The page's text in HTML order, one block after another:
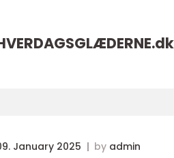
dk
January 2025 by admin